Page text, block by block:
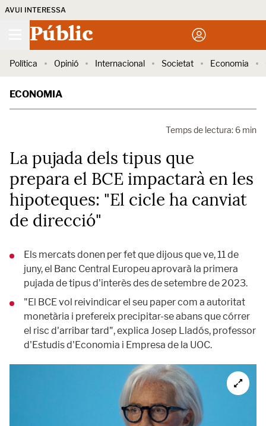
AVUI INTERESSA
Públic
Política Opinió Internacional Societat Economia
ECONOMIA
Temps de lectura: 6 min
La pujada dels tipus que
prepara el BCE impactarà en les
hipoteques: "El cicle ha canviat
de direcció"
Els mercats donen per fet que dijous que ve, 11 de
juny, el Banc Central Europeu aprovarà la primera
pujada de tipus d'interès des de setembre de 2023.
"El BCE vol reivindicar el seu paper com a autoritat
monetària i prefereix precipitar-se abans que córrer
el risc d'arribar tard", explica Josep Lladós, professor
d'Estudis d'Economia i Empresa de la UOC.